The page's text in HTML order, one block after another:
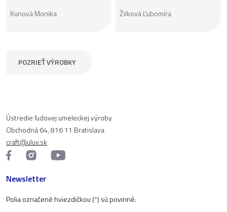
Kunová Monika Žilková Ľubomíra
POZRIEŤ VÝROBKY
Ústredie ľudovej umeleckej výroby
Obchodná 64, 816 11 Bratislava
craft@uluv.sk
Newsletter
Polia označené hviezdičkou (*) sú povinné.